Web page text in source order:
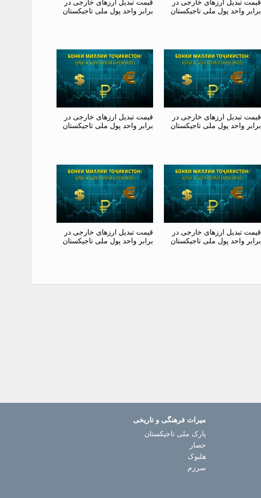
قیمت تبدیل ارزهای خارجی در
برابر واحد پول ملی تاجیکستان
قیمت تبدیل ارزهای خارجی در
برابر واحد پول ملی تاجیکستان
قیمت تبدیل ارزهای خارجی در
برابر واحد پول ملی تاجیکستان
قیمت تبدیل ارزهای خارجی در
برابر واحد پول ملی تاجیکستان
قیمت تبدیل ارزهای خارجی در
برابر واحد پول ملی تاجیکستان
قیمت تبدیل ارزهای خارجی در
برابر واحد پول ملی تاجیکستان
میراث فرهنگی و تاریخی
پارک ملی تاجیکستان
حصار
هلبوک
سرزم